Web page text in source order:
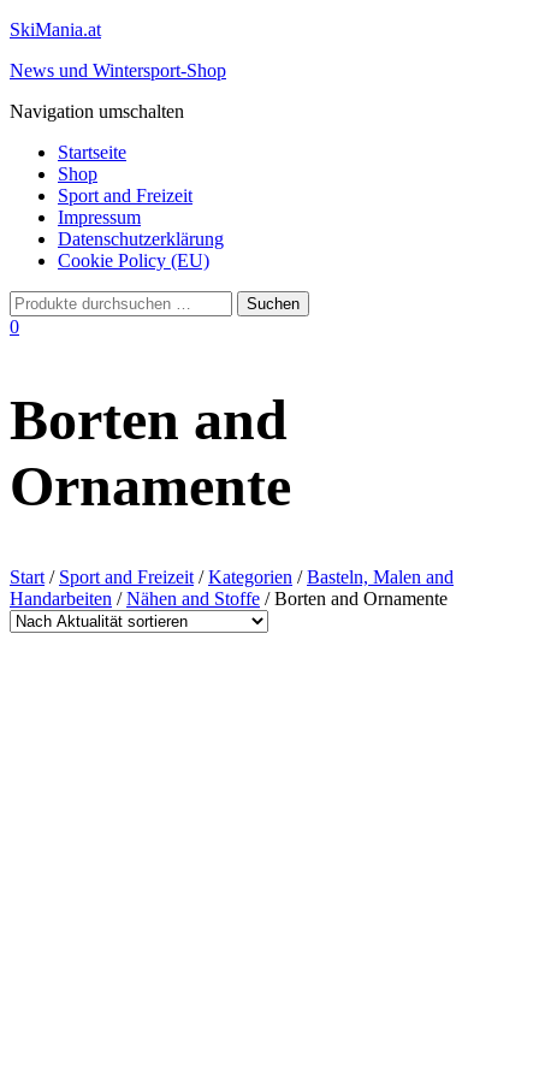
SkiMania.at
News und Wintersport-Shop
Navigation umschalten
Startseite
Shop
Sport and Freizeit
Impressum
Datenschutzerklärung
Cookie Policy (EU)
0
Borten and
Ornamente
Start / Sport and Freizeit /Kategorien /Basteln, Malen and
Handarbeiten /Nähen and Stoffe / Borten and Ornamente